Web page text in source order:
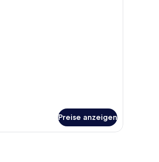
Preise anzeigen